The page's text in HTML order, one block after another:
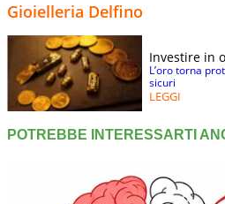
Gioielleria Delfino
Investire in
L’oro torna
sicuri
LEGGI